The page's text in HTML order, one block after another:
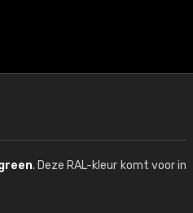
. Deze RAL-kleur komt voor in